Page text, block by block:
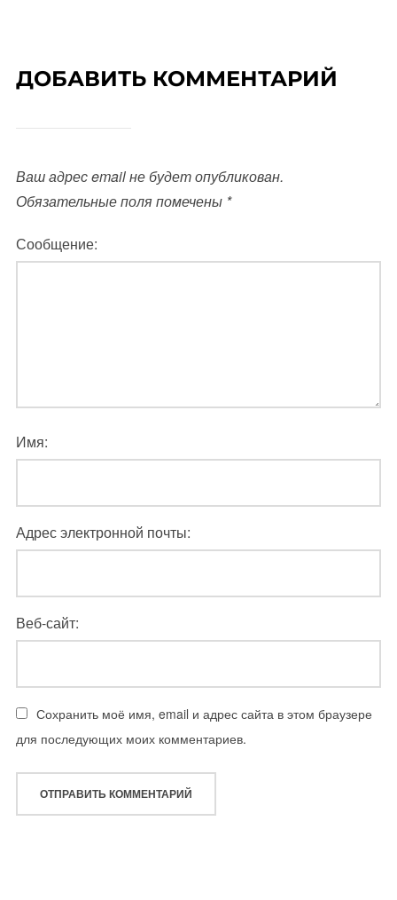
ДОБАВИТЬ КОММЕНТАРИЙ
Ваш адрес email не будет опубликован.
Обязательные поля помечены *
Сообщение:
Имя:
Адрес электронной почты:
Веб-сайт:
Сохранить моё имя, email и адрес сайта в этом браузере
для последующих моих комментариев.